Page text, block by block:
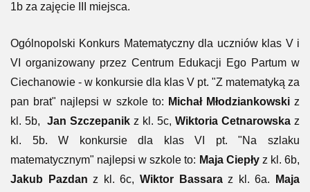
1b za zajęcie III miejsca.
Ogólnopolski Konkurs Matematyczny dla uczniów klas V i
VI organizowany przez Centrum Edukacji Ego Partum w
Ciechanowie - w konkursie dla klas V pt. "Z matematyką za
pan brat" najlepsi w szkole to: Michał Młodziankowskiz
kl. 5b, Jan Szczepanik z kl. 5c, Wiktoria Cetnarowska z
kl. 5b. W konkursie dla klas VI pt. "Na szlaku
matematycznym" najlepsi w szkole to: Maja Ciepłyz kl. 6b,
Jakub Pazdan z kl. 6c,Wiktor Bassaraz kl. 6a.
Maja